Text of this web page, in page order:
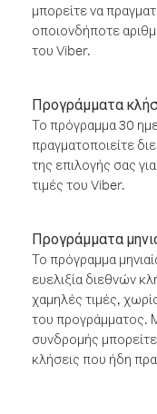
μπορείτε να
οποιονδήποτε
του Viber.
Προγράμματα
Το πρόγραμμα 30
πραγματοποιείτε
της επιλογής σας
τιμές του Viber.
Προγράμματα
Το πρόγραμμα
ευελιξία διεθνών
χαμηλές τιμές,
του προγράμματος.
συνδρομής
κλήσεις που ήδη